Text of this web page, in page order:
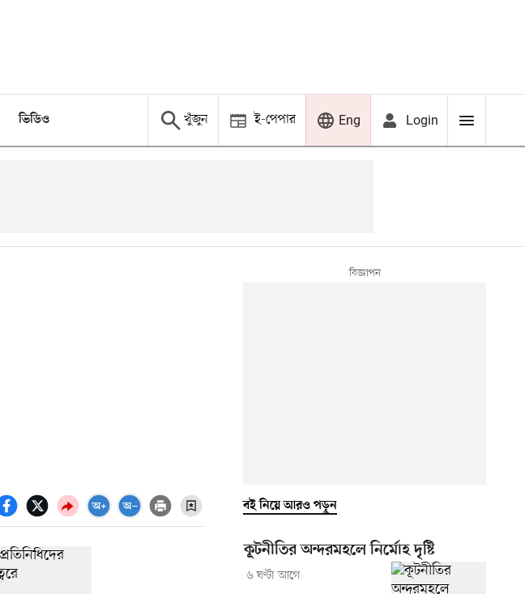
ভিডিও খুঁজুন ই-পেপার Eng Login
বই নিয়ে আরও পড়ুন
কূটনীতির অন্দরমহলে নির্মোহ দৃষ্টি
৬ ঘণ্টা আগে